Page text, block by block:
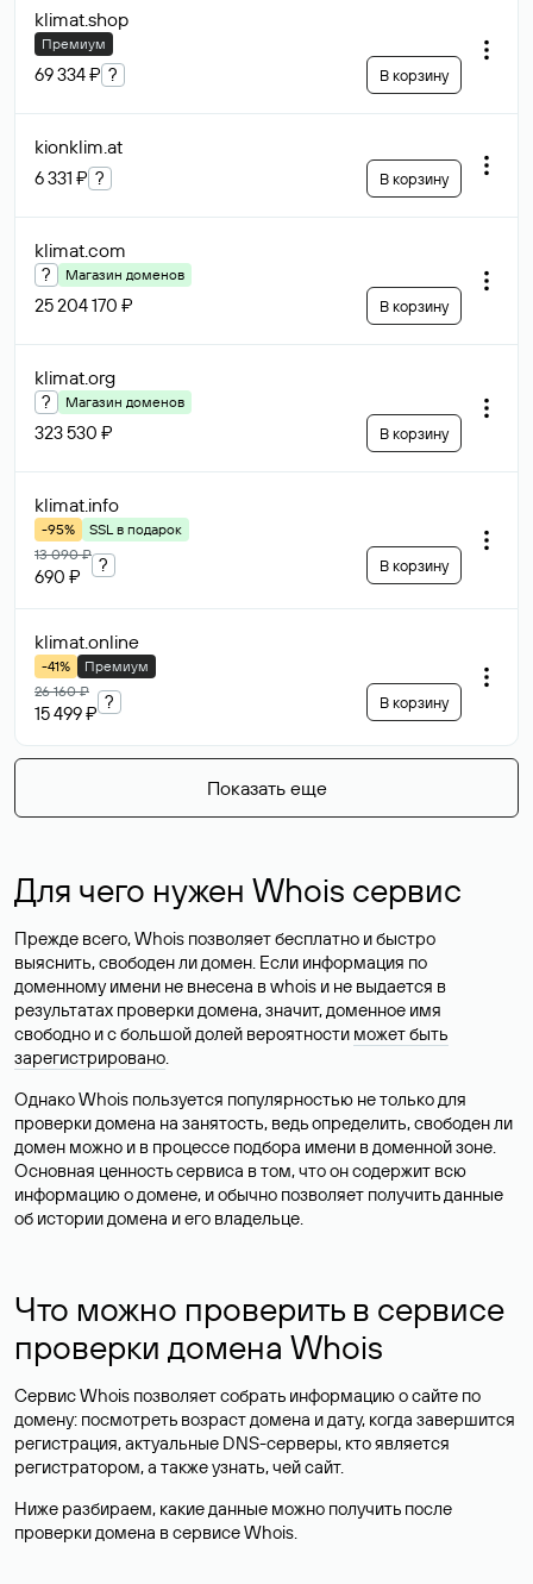
klimat.shop
Премиум
69 334 ₽ ? В корзину
kionklim.at
6 331 ₽ ? В корзину
klimat.com
? Магазин доменов
25 204 170 ₽ В корзину
klimat.org
? Магазин доменов
323 530 ₽ В корзину
klimat.info
-95%
SSL в подарок
13 090 ₽
690 ₽
? В корзину
klimat.online
-41%
Премиум
26 160 ₽
15 499 ₽
? В корзину
Показать еще
Для чего нужен Whois сервис
Прежде всего, Whois позволяет бесплатно и быстро
выяснить, свободен ли домен. Если информация по
доменному имени не внесена в whois и не выдается в
результатах проверки домена, значит, доменное имя
свободно и с большой долей вероятности может быть
зарегистрировано.
Однако Whois пользуется популярностью не только для
проверки домена на занятость, ведь определить, свободен ли
домен можно и в процессе подбора имени в доменной зоне.
Основная ценность сервиса в том, что он содержит всю
информацию о домене, и обычно позволяет получить данные
об истории домена и его владельце.
Что можно проверить в сервисе
проверки домена Whois
Сервис Whois позволяет собрать информацию о сайте по
домену: посмотреть возраст домена и дату, когда завершится
регистрация, актуальные DNS-серверы, кто является
регистратором, а также узнать, чей сайт.
Ниже разбираем, какие данные можно получить после
проверки домена в сервисе Whois.